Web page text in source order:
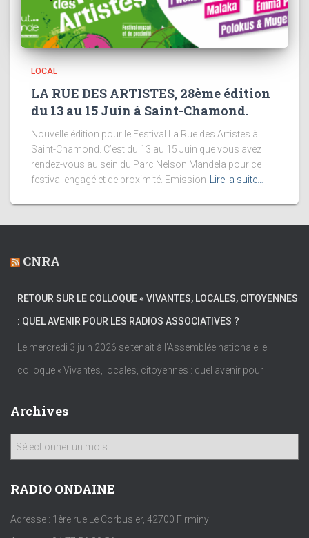
LOCAL
LA RUE DES ARTISTES, 28ème édition
du 13 au 15 Juin à Saint-Chamond.
Nouvelle édition pour le Festival La Rue des Artistes à
Saint-Chamond. C’est du 13 au 15 Juin que vous avez
rendez-vous au sein du Parc Nelson Mandela pour ce
festival engagé et de proximité. Emission
Lire la suite…
CNRA
RETOUR SUR LE COLLOQUE « VIVANTES, LOCALES, CITOYENNES
: QUEL AVENIR POUR LES RADIOS ASSOCIATIVES ?
Le mercredi 3 juin 2026 se tenait à l’Assemblée nationale le
colloque « Vivantes, locales, citoyennes : quel avenir pour
Archives
h
v
RADIO ONDAINE
Adresse : 1ère rue Le Corbusier, 42700 Firminy